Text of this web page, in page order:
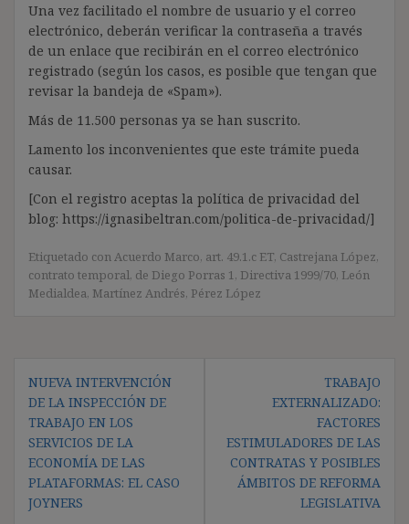
Una vez facilitado el nombre de usuario y el correo
electrónico, deberán verificar la contraseña a través
de un enlace que recibirán en el correo electrónico
registrado (según los casos, es posible que tengan que
revisar la bandeja de «Spam»).
Más de 11.500 personas ya se han suscrito.
Lamento los inconvenientes que este trámite pueda
causar.
[Con el registro aceptas la política de privacidad del
blog: https://ignasibeltran.com/politica-de-privacidad/]
Etiquetado con Acuerdo Marco, art. 49.1.c ET, Castrejana López,
contrato temporal, de Diego Porras 1 , Directiva 1999/70, León
Medialdea, Martínez Andrés, Pérez López
de
entradas
NUEVA INTERVENCIÓN
DE LA INSPECCIÓN DE
TRABAJO EN LOS
SERVICIOS DE LA
ECONOMÍA DE LAS
PLATAFORMAS: EL CASO
JOYNERS
TRABAJO
EXTERNALIZADO:
FACTORES
ESTIMULADORES DE LAS
CONTRATAS Y POSIBLES
ÁMBITOS DE REFORMA
LEGISLATIVA